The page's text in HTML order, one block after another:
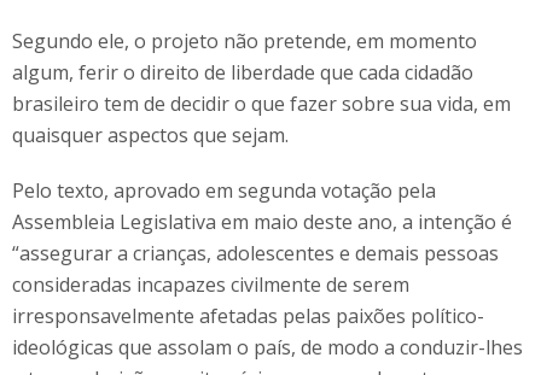
Segundo ele, o projeto não pretende, em momento
algum, ferir o direito de liberdade que cada cidadão
brasileiro tem de decidir o que fazer sobre sua vida, em
quaisquer aspectos que sejam.
Pelo texto, aprovado em segunda votação pela
Assembleia Legislativa em maio deste ano, a intenção é
“assegurar a crianças, adolescentes e demais pessoas
consideradas incapazes civilmente de serem
irresponsavelmente afetadas pelas paixões político-
ideológicas que assolam o país, de modo a conduzir-lhes